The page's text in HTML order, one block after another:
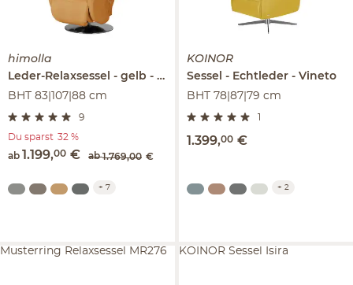
himolla
Leder-Relaxsessel gelb - Leder
7628
BHT 83|107|88 cm
9
ab 1.199,00 € ab 1.769,00 €
Du sparst 32 %
+ 7
KOINOR
Sessel Echtleder
Vineto
BHT 78|87|79 cm
1.399,00 €
+ 2
Musterring Relaxsessel MR276 KOINOR Sessel Isira